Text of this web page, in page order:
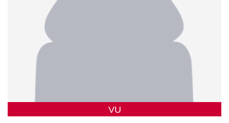
VU